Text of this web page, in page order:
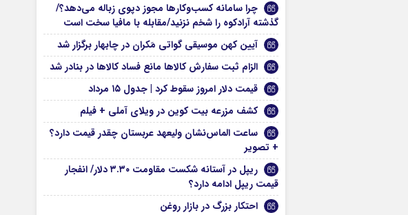
چرا سامانه کسب‌وکارها مجوز دپوی زباله می‌دهد؟/
گذشته آرادکوه را شخم نزنید/مقابله با مافیا سخت است
آیین کهن موسیقی گواتی مَکران در چابهار برگزار شد
الزام ثبت سفارش کالا‌ها مانع ‌فساد‌ کالا‌ها در بنادر شد
قیمت دلار امروز سقوط کرد | جدول ۱۵ مرداد
کشف مزرعه بیت کوین در ویلای آملی + فیلم
ساعت الماس‌نشان ولیعهد عربستان چقدر قیمت دارد؟
+ تصویر
ریپل در آستانه شکست مقاومت ۳.۳۰ دلار/ انفجار
قیمت ریپل ادامه دارد؟
احتکار بزرگ در بازار روغن